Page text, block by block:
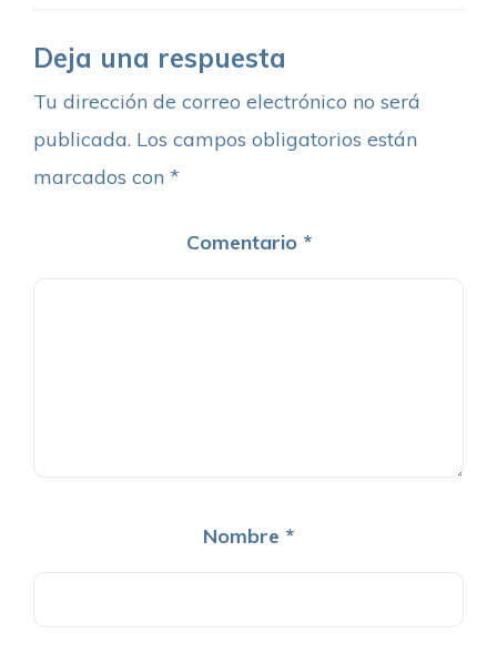
Deja una respuesta
Tu dirección de correo electrónico no será
publicada. Los campos obligatorios están
marcados con *
Comentario *
Nombre *